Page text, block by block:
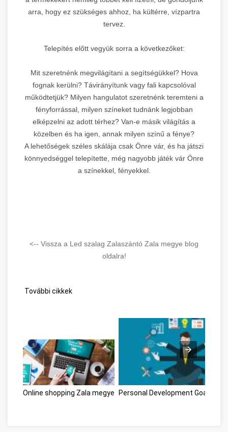
arra, hogy ez szükséges ahhoz, ha kültérre, vízpartra
tervez.
Telepítés előtt vegyük sorra a következőket:
Mit szeretnénk megvilágítani a segítségükkel? Hova
fognak kerülni? Távirányítunk vagy fali kapcsolóval
működtetjük? Milyen hangulatot szeretnénk teremteni a
fényforrással, milyen színeket tudnánk legjobban
elképzelni az adott térhez? Van-e másik világítás a
közelben és ha igen, annak milyen színű a fénye?
A lehetőségek széles skálája csak Önre vár, és ha játszi
könnyedséggel telepítette, még nagyobb játék vár Önre
a színekkel, fényekkel.
<-- Vissza a Led szalag Zalaszántó Zala megye blog
oldalra!
További cikkek
Online shopping Zala megye Personal Development Goals